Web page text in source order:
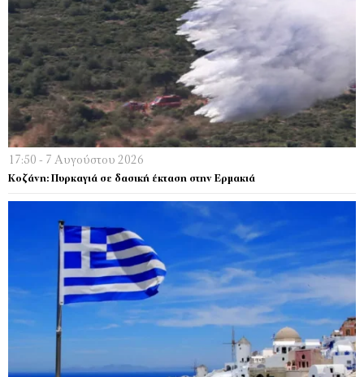
17:50 - 7 Αυγούστου 2026
Κοζάνη: Πυρκαγιά σε δασική έκταση στην Ερμακιά